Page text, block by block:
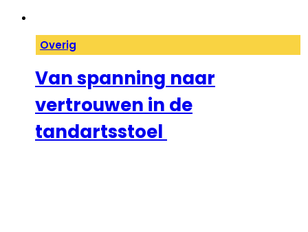
Overig
Van spanning naar
vertrouwen in de
tandartsstoel